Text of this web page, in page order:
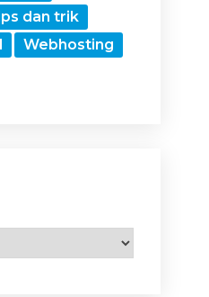
dan trik
Webhosting